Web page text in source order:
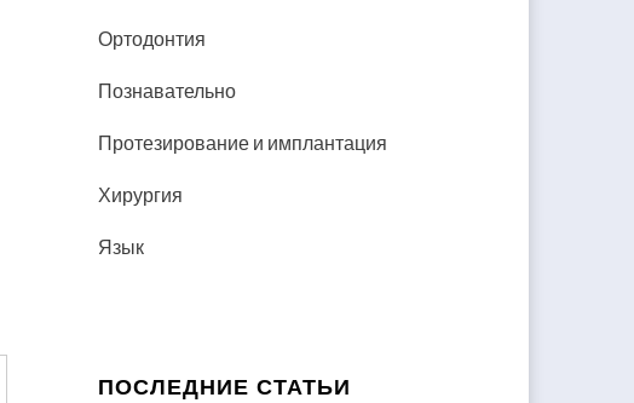
Ортодонтия
Познавательно
Протезирование и имплантация
Хирургия
Язык
ПОСЛЕДНИЕ СТАТЬИ